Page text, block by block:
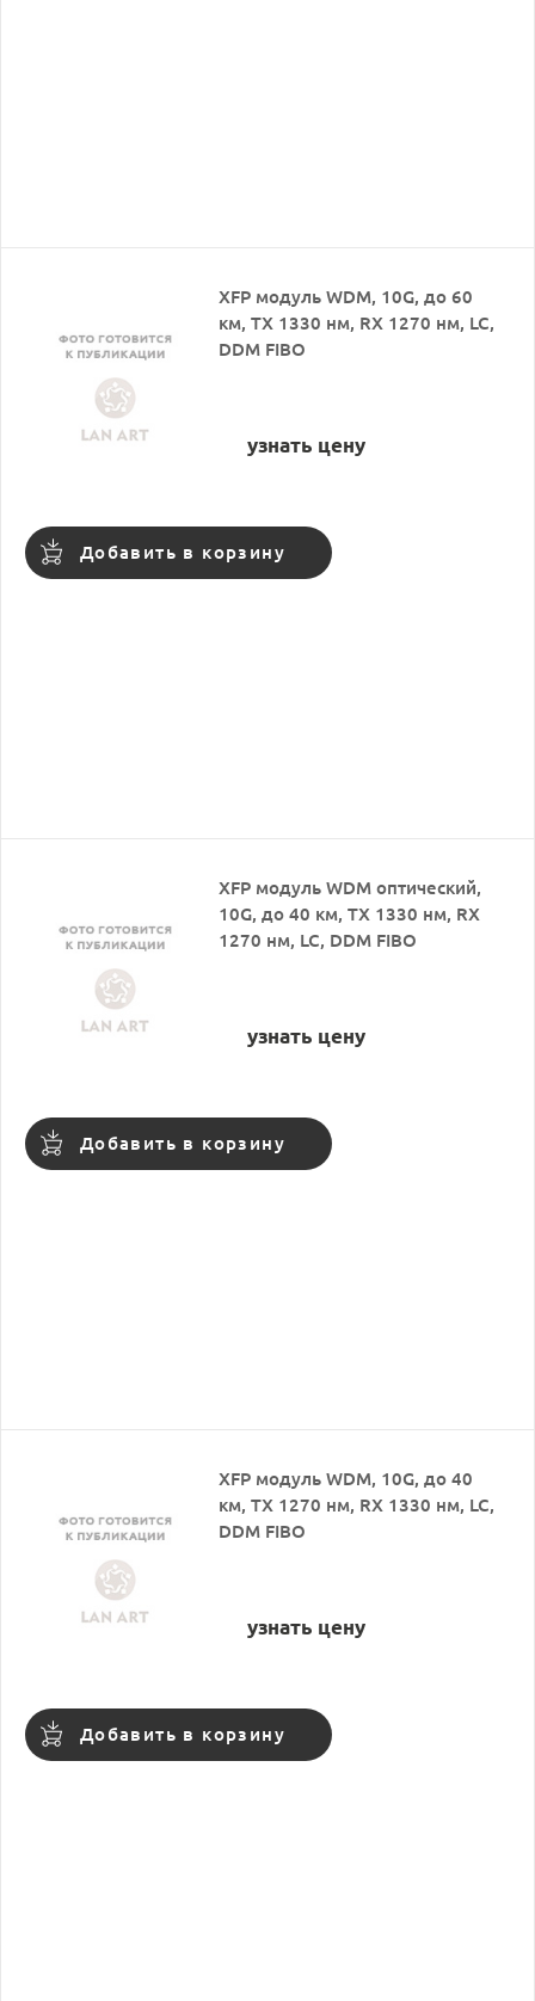
XFP модуль WDM, 10G, до 60
км, TX 1330 нм, RX 1270 нм, LC,
DDM FIBO
узнать цену
Добавить в корзину
XFP модуль WDM оптический,
10G, до 40 км, TX 1330 нм, RX
1270 нм, LC, DDM FIBO
узнать цену
Добавить в корзину
XFP модуль WDM, 10G, до 40
км, TX 1270 нм, RX 1330 нм, LC,
DDM FIBO
узнать цену
Добавить в корзину